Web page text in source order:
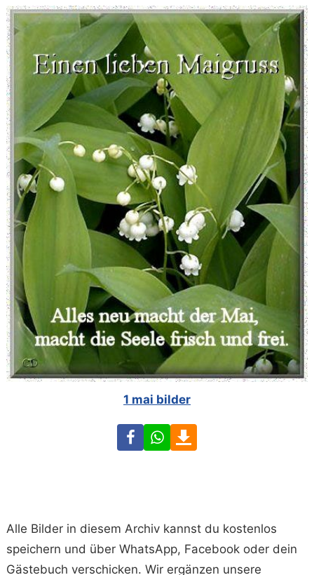
1 mai bilder
FacebookWhatsApp
Alle Bilder in diesem Archiv kannst du kostenlos
speichern und über WhatsApp, Facebook oder dein
Gästebuch verschicken. Wir ergänzen unsere